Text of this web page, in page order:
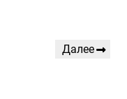
Следующая
Далее